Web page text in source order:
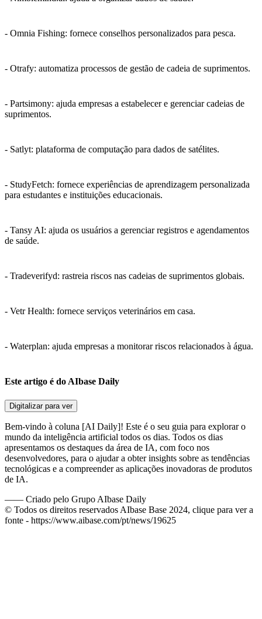
- Omnia Fishing: fornece conselhos personalizados para pesca.
- Otrafy: automatiza processos de gestão de cadeia de suprimentos.
- Partsimony: ajuda empresas a estabelecer e gerenciar cadeias de
suprimentos.
- Satlyt: plataforma de computação para dados de satélites.
- StudyFetch: fornece experiências de aprendizagem personalizada
para estudantes e instituições educacionais.
- Tansy AI: ajuda os usuários a gerenciar registros e agendamentos
de saúde.
- Tradeverifyd: rastreia riscos nas cadeias de suprimentos globais.
- Vetr Health: fornece serviços veterinários em casa.
- Waterplan: ajuda empresas a monitorar riscos relacionados à água.
Este artigo é do AIbase Daily
Digitalizar para ver
Bem-vindo à coluna [AI Daily]! Este é o seu guia para explorar o
mundo da inteligência artificial todos os dias. Todos os dias
apresentamos os destaques da área de IA, com foco nos
desenvolvedores, para o ajudar a obter insights sobre as tendências
tecnológicas e a compreender as aplicações inovadoras de produtos
de IA.
—— Criado pelo Grupo AIbase Daily
© Todos os direitos reservados AIbase Base 2024, clique para ver a
fonte - https://www.aibase.com/pt/news/19625